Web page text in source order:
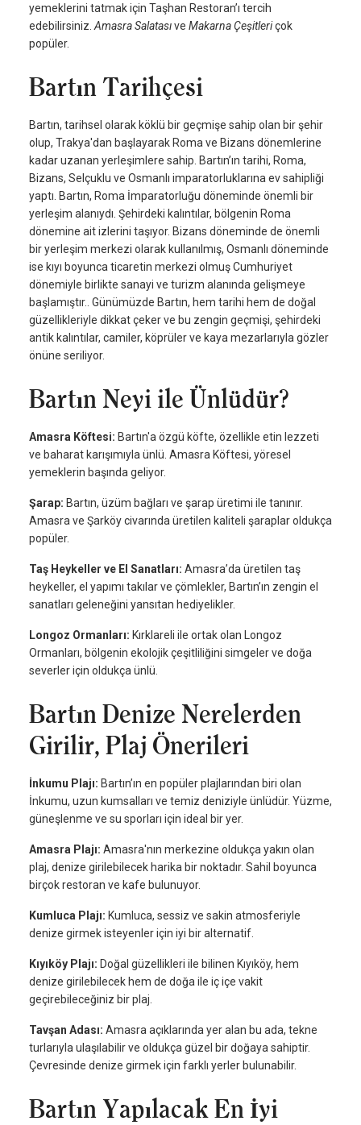
yemeklerini tatmak için Taşhan Restoran’ı tercih
edebilirsiniz.Amasra Salatasıve Makarna Çeşitleriçok
popüler.
Bartın Tarihçesi
Bartın, tarihsel olarak köklü bir geçmişe sahip olan bir şehir
olup, Trakya'dan başlayarak Roma ve Bizans dönemlerine
kadar uzanan yerleşimlere sahip. Bartın’ın tarihi, Roma,
Bizans, Selçuklu ve Osmanlı imparatorluklarına ev sahipliği
yaptı. Bartın, Roma İmparatorluğu döneminde önemli bir
yerleşim alanıydı. Şehirdeki kalıntılar, bölgenin Roma
dönemine ait izlerini taşıyor. Bizans döneminde de önemli
bir yerleşim merkezi olarak kullanılmış, Osmanlı döneminde
ise kıyı boyunca ticaretin merkezi olmuş Cumhuriyet
dönemiyle birlikte sanayi ve turizm alanında gelişmeye
başlamıştır.. Günümüzde Bartın, hem tarihi hem de doğal
güzellikleriyle dikkat çeker ve bu zengin geçmişi, şehirdeki
antik kalıntılar, camiler, köprüler ve kaya mezarlarıyla gözler
önüne seriliyor.
Bartın Neyi ile Ünlüdür?
Amasra Köftesi: Bartın'a özgü köfte, özellikle etin lezzeti
ve baharat karışımıyla ünlü. Amasra Köftesi, yöresel
yemeklerin başında geliyor.
Şarap: Bartın, üzüm bağları ve şarap üretimi ile tanınır.
Amasra ve Şarköy civarında üretilen kaliteli şaraplar oldukça
popüler.
Taş Heykeller ve El Sanatları: Amasra’da üretilen taş
heykeller, el yapımı takılar ve çömlekler, Bartın’ın zengin el
sanatları geleneğini yansıtan hediyelikler.
Longoz Ormanları: Kırklareli ile ortak olan Longoz
Ormanları, bölgenin ekolojik çeşitliliğini simgeler ve doğa
severler için oldukça ünlü.
Bartın Denize Nerelerden
Girilir, Plaj Önerileri
İnkumu Plajı: Bartın’ın en popüler plajlarından biri olan
İnkumu, uzun kumsalları ve temiz deniziyle ünlüdür. Yüzme,
güneşlenme ve su sporları için ideal bir yer.
Amasra Plajı: Amasra'nın merkezine oldukça yakın olan
plaj, denize girilebilecek harika bir noktadır. Sahil boyunca
birçok restoran ve kafe bulunuyor.
Kumluca Plajı: Kumluca, sessiz ve sakin atmosferiyle
denize girmek isteyenler için iyi bir alternatif.
Kıyıköy Plajı: Doğal güzellikleri ile bilinen Kıyıköy, hem
denize girilebilecek hem de doğa ile iç içe vakit
geçirebileceğiniz bir plaj.
Tavşan Adası: Amasra açıklarında yer alan bu ada, tekne
turlarıyla ulaşılabilir ve oldukça güzel bir doğaya sahiptir.
Çevresinde denize girmek için farklı yerler bulunabilir.
Bartın Yapılacak En İyi